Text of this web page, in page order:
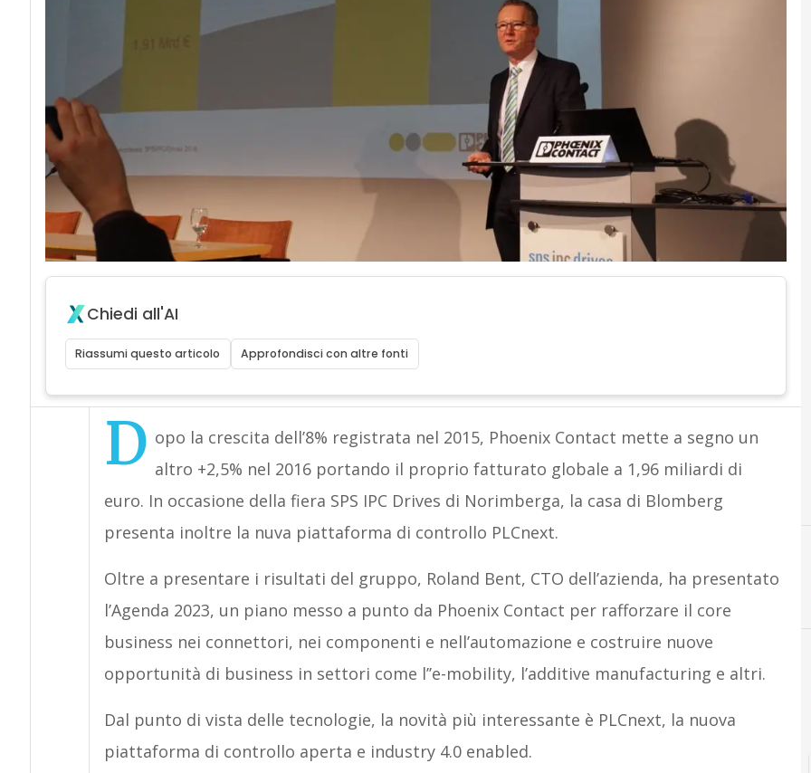
Chiedi all'AI
Riassumi questo articolo Approfondisci con altre fonti
D opo la crescita dell’8% registrata nel 2015, Phoenix Contact mette a segno un
altro +2,5% nel 2016 portando il proprio fatturato globale a 1,96 miliardi di
euro. In occasione della fiera SPS IPC Drives di Norimberga, la casa di Blomberg
presenta inoltre la nuva piattaforma di controllo PLCnext.
Oltre a presentare i risultati del gruppo, Roland Bent, CTO dell’azienda, ha presentato
l’Agenda 2023, un piano messo a punto da Phoenix Contact per rafforzare il core
business nei connettori, nei componenti e nell’automazione e costruire nuove
opportunità di business in settori come l’’e-mobility, l’additive manufacturing e altri.
Dal punto di vista delle tecnologie, la novità più interessante è PLCnext, la nuova
piattaforma di controllo aperta e industry 4.0 enabled.
C